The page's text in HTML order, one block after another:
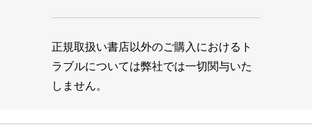
正規取扱い書店以外のご購入におけるト
ラブルについては弊社では一切関与いた
しません。